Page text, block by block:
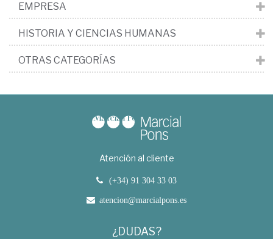
EMPRESA
HISTORIA Y CIENCIAS HUMANAS
OTRAS CATEGORÍAS
Atención al cliente
(+34) 91 304 33 03
atencion@marcialpons.es
¿DUDAS?